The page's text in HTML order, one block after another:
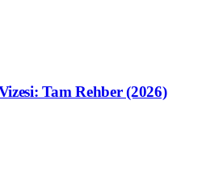
Tam Rehber (2026)